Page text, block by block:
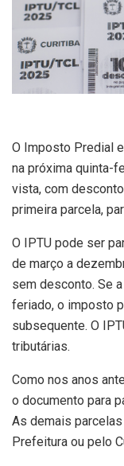
O Imposto Predial
na próxima quinta-
vista, com
primeira parcela,
O IPTU pode ser
de março a
sem desconto. Se
feriado, o imposto
subsequente. O
tributárias.
Como nos anos
o documento para
As demais
Prefeitura ou pelo